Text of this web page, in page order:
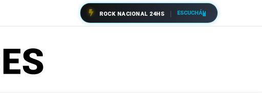
ROCK NACIONAL 24HS ESCUCHÁ